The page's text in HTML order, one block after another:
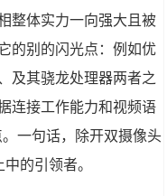
整体实力一向强大且被
的别的闪光点：例如优
及其骁龙处理器两者之
连接工作能力和视频语
一句话，除开双摄像头
的引领者。